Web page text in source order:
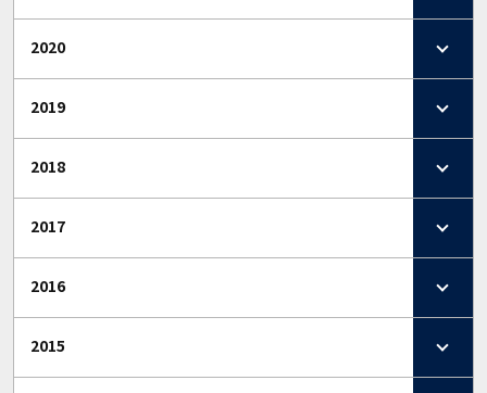
2020
2019
2018
2017
2016
2015